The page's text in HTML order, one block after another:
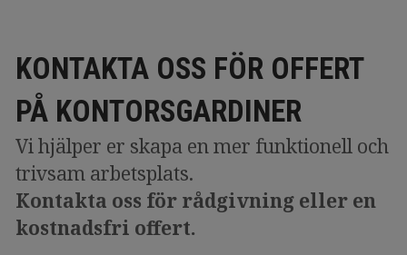
KONTAKTA OSS FÖR OFFERT
PÅ KONTORSGARDINER
Vi hjälper er skapa en mer funktionell och
trivsam arbetsplats.
Kontakta oss för rådgivning eller en
kostnadsfri offert.